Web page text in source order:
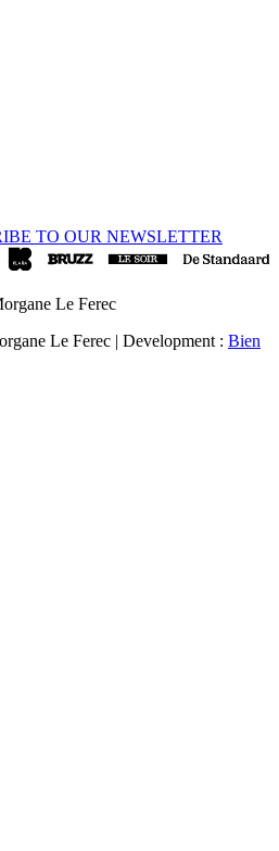
TO OUR NEWSLETTER
Le Ferec
Le Ferec | Development : Bien